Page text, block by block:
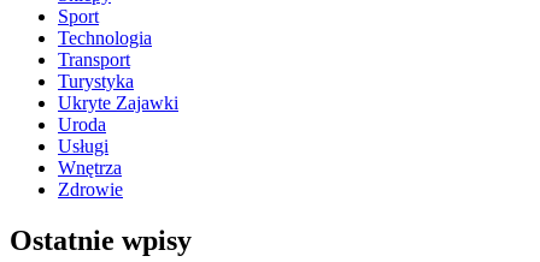
Sport
Technologia
Transport
Turystyka
Ukryte Zajawki
Uroda
Usługi
Wnętrza
Zdrowie
Ostatnie wpisy